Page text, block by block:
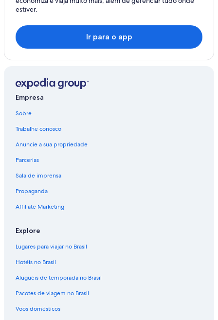
estiver.
Ir para o app
Empresa
Sobre
Trabalhe conosco
Anuncie a sua propriedade
Parcerias
Sala de imprensa
Propaganda
Affiliate Marketing
Explore
Lugares para viajar no Brasil
Hotéis no Brasil
Aluguéis de temporada no Brasil
Pacotes de viagem no Brasil
Voos domésticos